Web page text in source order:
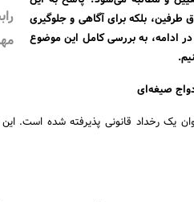
بلکه برای آگاهی و جلوگیری
ادامه، به بررسی کامل این موضوع
صیغه‌ای
یک رخداد قانونی پذیرفته شده است.